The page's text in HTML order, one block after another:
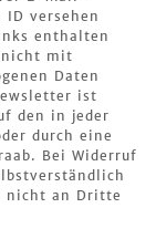
ID versehen
enthalten
nicht mit
Daten
ist
den in jeder
durch eine
Bei Widerruf
nicht an Dritte